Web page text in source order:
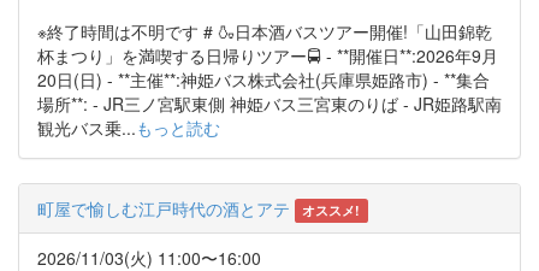
※終了時間は不明です # 🍶日本酒バスツアー開催!「山田錦乾
杯まつり」を満喫する日帰りツアー🚍 - **開催日**:2026年9月
20日(日) - **主催**:神姫バス株式会社(兵庫県姫路市) - **集合
場所**: - JR三ノ宮駅東側 神姫バス三宮東のりば - JR姫路駅南
観光バス乗...もっと読む
町屋で愉しむ江戸時代の酒とアテ オススメ!
2026/11/03(火) 11:00〜16:00